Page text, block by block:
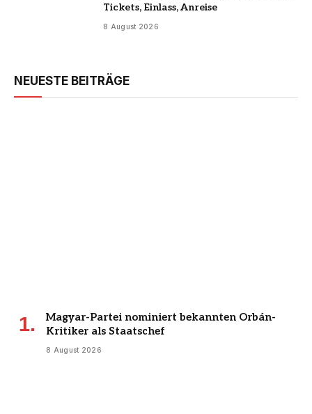
Tickets, Einlass, Anreise
8 August 2026
NEUESTE BEITRÄGE
Magyar-Partei nominiert bekannten Orbán-
Kritiker als Staatschef
8 August 2026